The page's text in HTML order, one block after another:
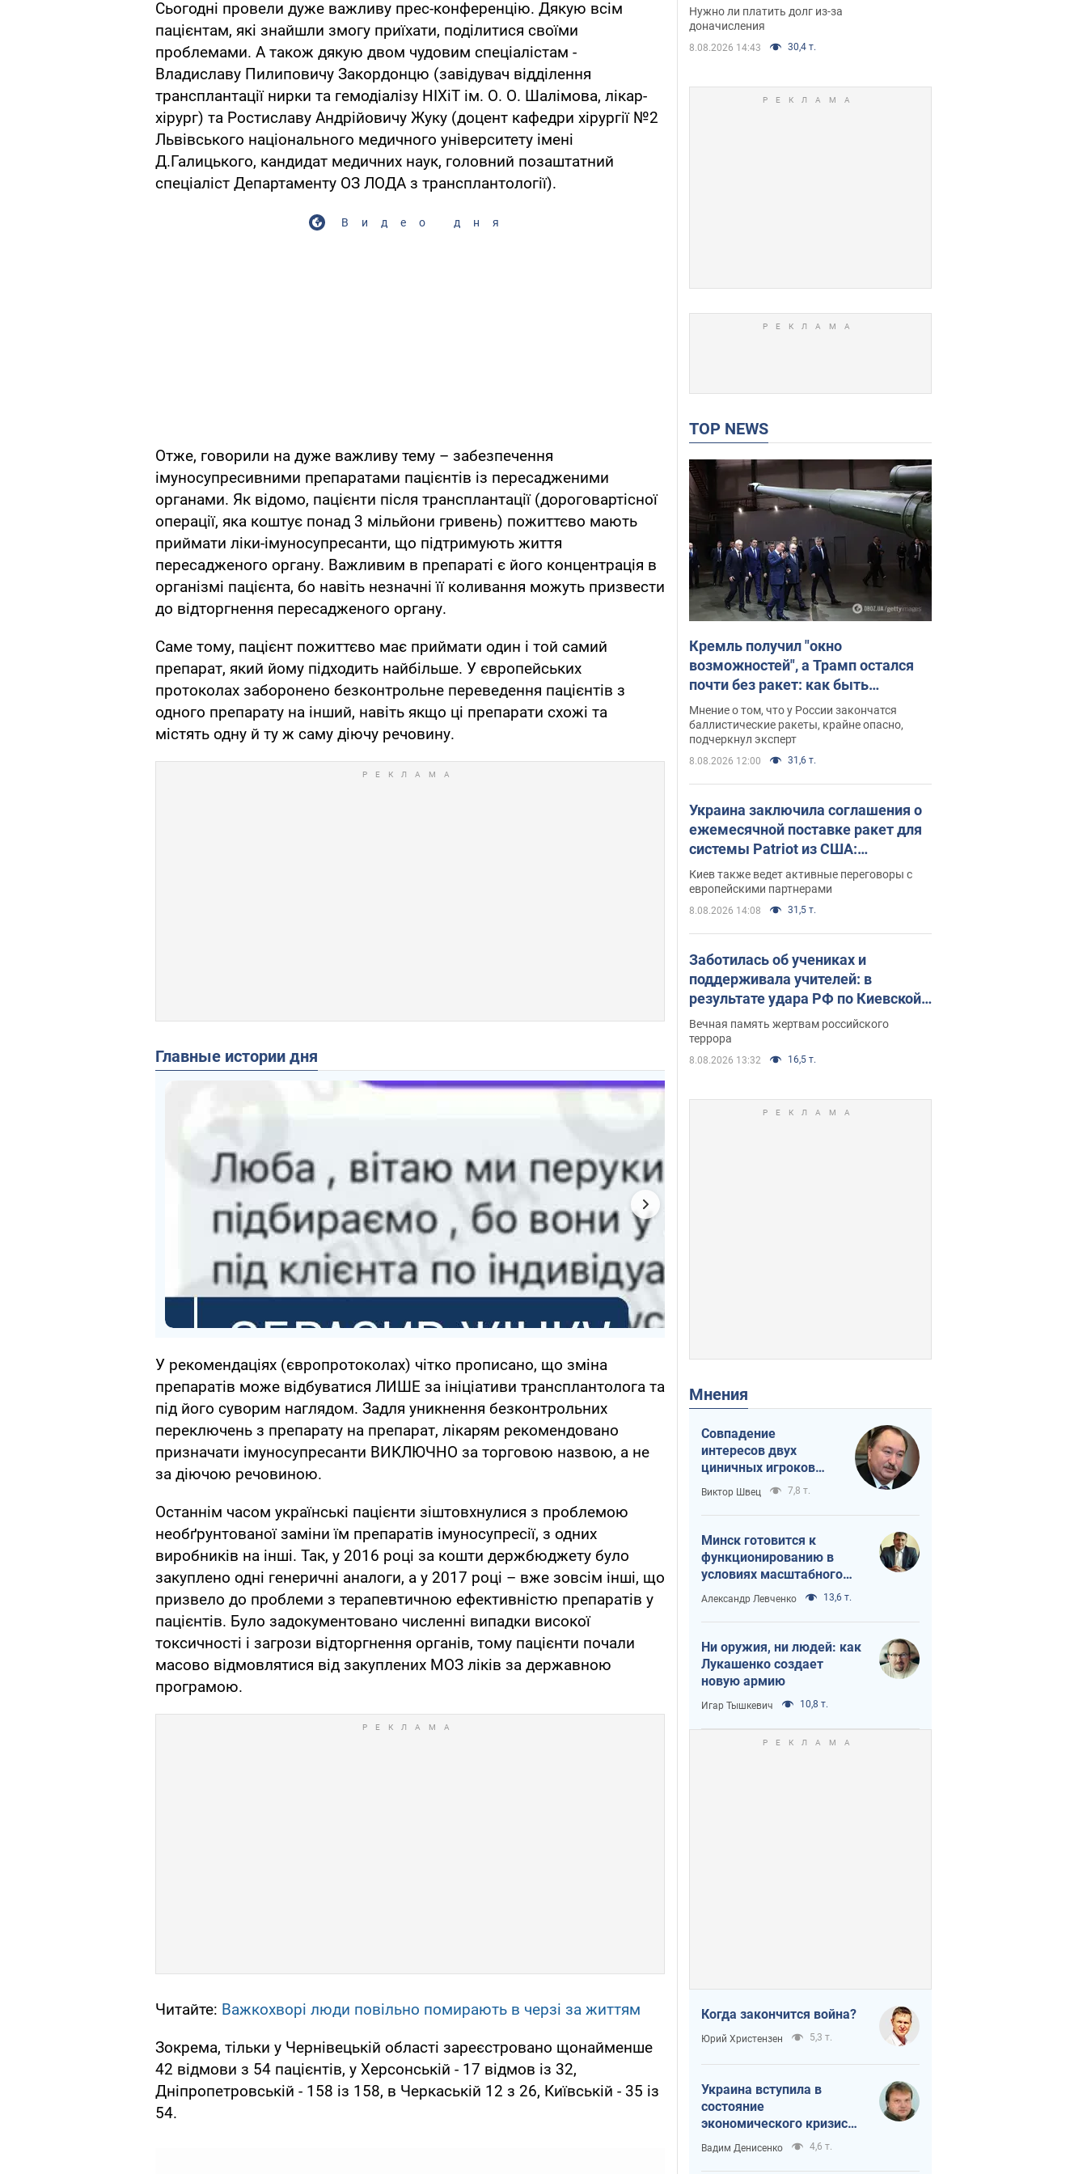
Сьогодні провели дуже важливу прес-конференцію. Дякую всім
пацієнтам, які знайшли змогу приїхати, поділитися своїми
проблемами. А також дякую двом чудовим спеціалістам -
Владиславу Пилиповичу Закордонцю (завідувач відділення
трансплантації нирки та гемодіалізу НІХіТ ім. О. О. Шалімова, лікар-
хірург) та Ростиславу Андрійовичу Жуку (доцент кафедри хірургії №2
Львівського національного медичного університету імені
Д.Галицького, кандидат медичних наук, головний позаштатний
спеціаліст Департаменту ОЗ ЛОДА з трансплантології).
Видео дня
Отже, говорили на дуже важливу тему – забезпечення
імуносупресивними препаратами пацієнтів із пересадженими
органами. Як відомо, пацієнти після трансплантації (дороговартісної
операції, яка коштує понад 3 мільйони гривень) пожиттєво мають
приймати ліки-імуносупресанти, що підтримують життя
пересадженого органу. Важливим в препараті є його концентрація в
організмі пацієнта, бо навіть незначні її коливання можуть призвести
до відторгнення пересадженого органу.
Саме тому, пацієнт пожиттєво має приймати один і той самий
препарат, який йому підходить найбільше. У європейських
протоколах заборонено безконтрольне переведення пацієнтів з
одного препарату на інший, навіть якщо ці препарати схожі та
містять одну й ту ж саму діючу речовину.
Главные истории дня
У рекомендаціях (європротоколах) чітко прописано, що зміна
препаратів може відбуватися ЛИШЕ за ініціативи трансплантолога та
під його суворим наглядом. Задля уникнення безконтрольних
переключень з препарату на препарат, лікарям рекомендовано
призначати імуносупресанти ВИКЛЮЧНО за торговою назвою, а не
за діючою речовиною.
Останнім часом українські пацієнти зіштовхнулися з проблемою
необґрунтованої заміни їм препаратів імуносупресії, з одних
виробників на інші. Так, у 2016 році за кошти держбюджету було
закуплено одні генеричні аналоги, а у 2017 році – вже зовсім інші, що
призвело до проблеми з терапевтичною ефективністю препаратів у
пацієнтів. Було задокументовано численні випадки високої
токсичності і загрози відторгнення органів, тому пацієнти почали
масово відмовлятися від закуплених МОЗ ліків за державною
програмою.
Читайте: Важкохворі люди повільно помирають в черзі за життям
Зокрема, тільки у Чернівецькій області зареєстровано щонайменше
42 відмови з 54 пацієнтів, у Херсонській - 17 відмов із 32,
Дніпропетровській - 158 із 158, в Черкаській 12 з 26, Київській - 35 із
54.
судья вынес
неожиданное решение
Нужно ли платить долг из-за
доначисления
8.08.2026 14:43 30,4 т.
TOP NEWS
Кремль получил "окно
возможностей", а Трамп остался
почти без ракет: как быть
Украине? Интервью с Мельником
Мнение о том, что у России закончатся
баллистические ракеты, крайне опасно,
подчеркнул эксперт
8.08.2026 12:00 31,6 т.
Украина заключила соглашения о
ежемесячной поставке ракет для
системы Patriot из США:
Зеленский раскрыл подробности
Киев также ведет активные переговоры с
европейскими партнерами
8.08.2026 14:08 31,5 т.
Заботилась об учениках и
поддерживала учителей: в
результате удара РФ по Киевской
области погибли директор
киевского лицея, её муж и внук
Вечная память жертвам российского
террора
8.08.2026 13:32 16,5 т.
Мнения
Совпадение
интересов двух
циничных игроков
или тайный план
Трампа и Путина?
Виктор Швец 7,8 т.
Минск готовится к
функционированию в
условиях масштабного
военного кризиса
Александр Левченко 13,6 т.
Ни оружия, ни людей: как
Лукашенко создает
новую армию
Игар Тышкевич 10,8 т.
Когда закончится война?
Юрий Христензен 5,3 т.
Украина вступила в
состояние
экономического кризиса.
Есть ли свет в конце
туннеля?
Вадим Денисенко 4,6 т.